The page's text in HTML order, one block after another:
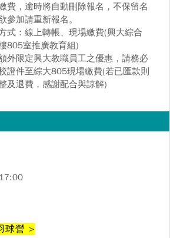
費，逾時將自動刪除報名，不保留名
參加請重新報名。
式：線上轉帳、現場繳費(興大綜合
805室推廣教育組)
外限定興大教職員工之優惠，請務必
證件至綜大805現場繳費(若已匯款則
及退費，感謝配合與諒解)
球營 >